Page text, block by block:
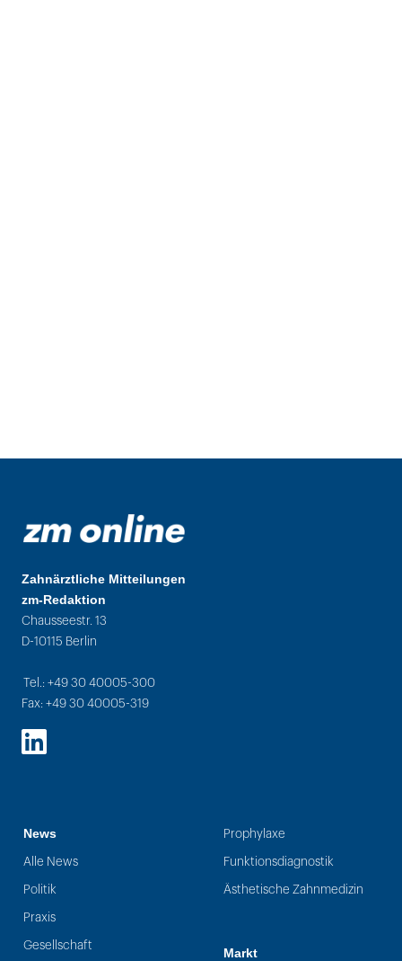
Zahnärztliche Mitteilungen
zm-Redaktion
Chausseestr. 13
D-10115 Berlin
Tel.: +49 30 40005-300
Fax: +49 30 40005-319
LinkedIn
News
Alle News
Politik
Praxis
Gesellschaft
Prophylaxe
Funktionsdiagnostik
Ästhetische Zahnmedizin
Markt